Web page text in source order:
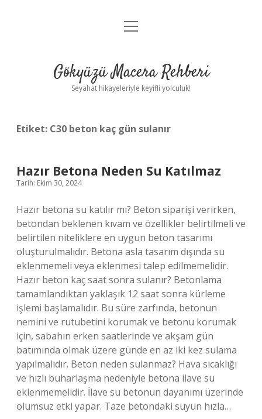
Anasayfa
Yasal Uyarı
menüyü
Gökyüzü Macera Rehberi
Seyahat hikayeleriyle keyifli yolculuk!
Etiket: C30 beton kaç gün sulanır
Hazır Betona Neden Su Katılmaz
Tarih: Ekim 30, 2024
Hazır betona su katılır mı? Beton siparişi verirken,
betondan beklenen kıvam ve özellikler belirtilmeli ve
belirtilen niteliklere en uygun beton tasarımı
oluşturulmalıdır. Betona asla tasarım dışında su
eklenmemeli veya eklenmesi talep edilmemelidir.
Hazır beton kaç saat sonra sulanır? Betonlama
tamamlandıktan yaklaşık 12 saat sonra kürleme
işlemi başlamalıdır. Bu süre zarfında, betonun
nemini ve rutubetini korumak ve betonu korumak
için, sabahın erken saatlerinde ve akşam gün
batımında olmak üzere günde en az iki kez sulama
yapılmalıdır. Beton neden sulanmaz? Hava sıcaklığı
ve hızlı buharlaşma nedeniyle betona ilave su
eklenmemelidir. İlave su betonun dayanımı üzerinde
olumsuz etki yapar. Taze betondaki suyun hızla…